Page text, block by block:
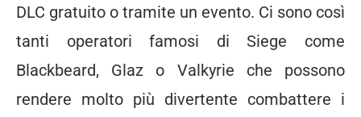
DLC gratuito o tramite un evento. Ci sono così
tanti operatori famosi di Siege come
Blackbeard, Glaz o Valkyrie che possono
rendere molto più divertente combattere i